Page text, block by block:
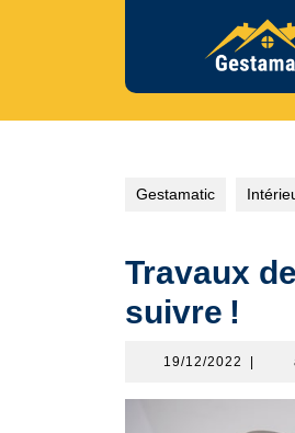
Gestamatic
Travaux
suivre !
19/12/2022 19/12/